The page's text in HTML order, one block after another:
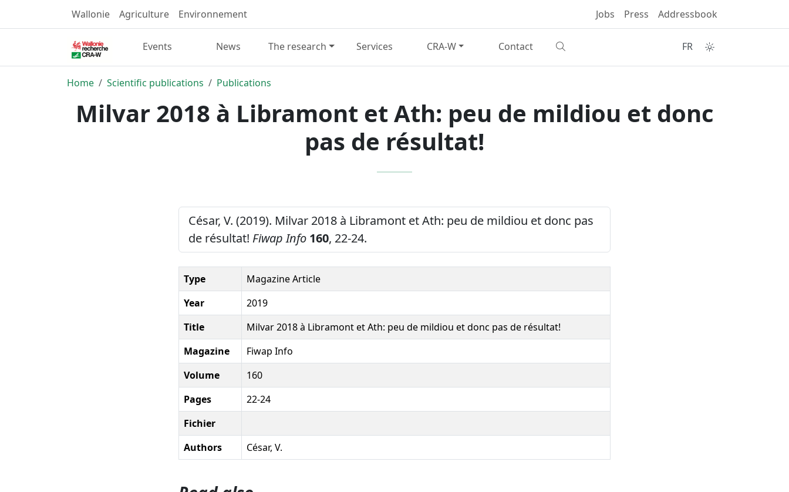
Wallonie Agriculture Environnement Jobs Press Addressbook
Events News The research Services CRA-W Contact FR
Home Scientific publications Publications
Milvar 2018 à Libramont et Ath: peu de mildiou et donc
pas de résultat!
César, V. (2019). Milvar 2018 à Libramont et Ath: peu de mildiou et donc pas
de résultat! Fiwap Info 160, 22-24.
Type
Magazine Article
Year
2019
Title
Milvar 2018 à Libramont et Ath: peu de mildiou et donc pas de résultat!
Magazine
Fiwap Info
Volume
160
Pages
22-24
Fichier
Authors
César, V.